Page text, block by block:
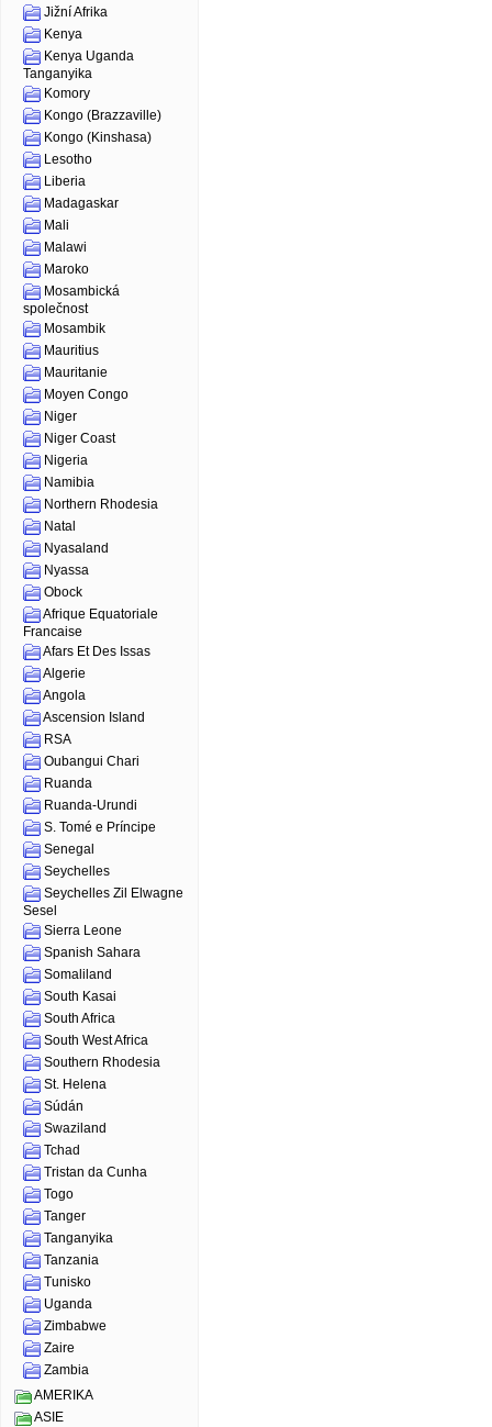
Jižní Afrika
Kenya
Kenya Uganda
Tanganyika
Komory
Kongo (Brazzaville)
Kongo (Kinshasa)
Lesotho
Liberia
Madagaskar
Mali
Malawi
Maroko
Mosambická
společnost
Mosambik
Mauritius
Mauritanie
Moyen Congo
Niger
Niger Coast
Nigeria
Namibia
Northern Rhodesia
Natal
Nyasaland
Nyassa
Obock
Afrique Equatoriale
Francaise
Afars Et Des Issas
Algerie
Angola
Ascension Island
RSA
Oubangui Chari
Ruanda
Ruanda-Urundi
S. Tomé e Príncipe
Senegal
Seychelles
Seychelles Zil Elwagne
Sesel
Sierra Leone
Spanish Sahara
Somaliland
South Kasai
South Africa
South West Africa
Southern Rhodesia
St. Helena
Súdán
Swaziland
Tchad
Tristan da Cunha
Togo
Tanger
Tanganyika
Tanzania
Tunisko
Uganda
Zimbabwe
Zaire
Zambia
AMERIKA
ASIE